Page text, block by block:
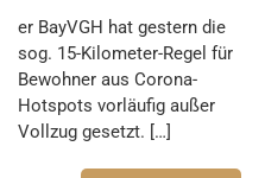
er BayVGH hat gestern die
sog. 15-Kilometer-Regel für
Bewohner aus Corona-
Hotspots vorläufig außer
Vollzug gesetzt. […]